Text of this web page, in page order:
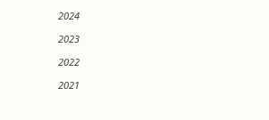
2024
2023
2022
2021